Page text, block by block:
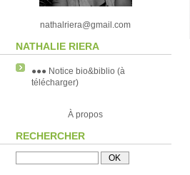
nathalriera@gmail.com
NATHALIE RIERA
●●● Notice bio&biblio (à
télécharger)
À propos
RECHERCHER